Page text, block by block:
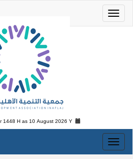
1448 H as10 August 2026 Y